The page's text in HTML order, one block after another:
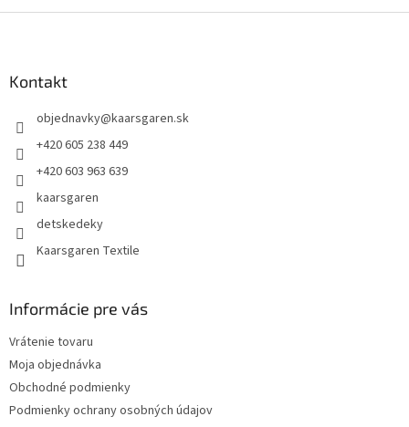
Kontakt
objednavky@kaarsgaren.sk
+420 605 238 449
+420 603 963 639
kaarsgaren
detskedeky
Kaarsgaren Textile
Informácie pre vás
Vrátenie tovaru
Moja objednávka
Obchodné podmienky
Podmienky ochrany osobných údajov